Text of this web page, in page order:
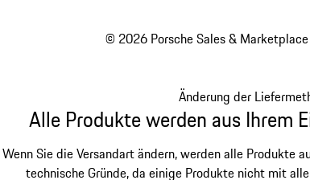
© 2026 Porsche Sales &
Änderung der
Alle Produkte werden aus Ihrem
Wenn Sie die Versandart ändern, werden alle Produkte
technische Gründe, da einige Produkte nicht mit